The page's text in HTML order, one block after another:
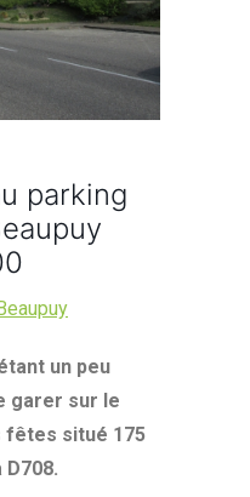
parking
un peu
garer sur le
fêtes situé 175
D708.